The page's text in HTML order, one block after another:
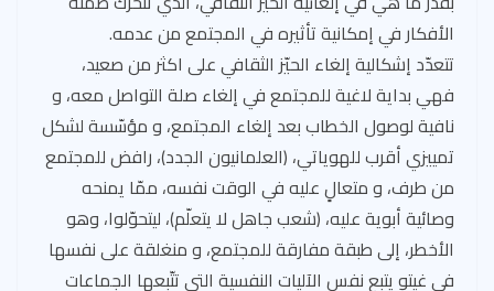
الأفكار في إمكانية تأثيره في المجتمع من عدمه.
تتعدّد إشكالية إلغاء الحيّز الثقافي على اكثر من صعيد،
فهي بداية لاغية للمجتمع في إلغاء صلة التواصل معه، و
نافية لوصول الخطاب بعد إلغاء المجتمع، و مؤسّسة لشكل
تمييزي أقرب للهوياتي، (العلمانيون الجدد)، رافض للمجتمع
من طرف، و متعالٍ عليه في الوقت نفسه، ممّا يمنحه
وصائية أبوية عليه، (شعب جاهل لا يتعلّم)، ليتحوّلوا، وهو
الأخطر، إلى طبقة مفارقة للمجتمع، و منغلقة على نفسها
في غيتو يتبع نفس الآليات النفسية التي تتّبعها الجماعات